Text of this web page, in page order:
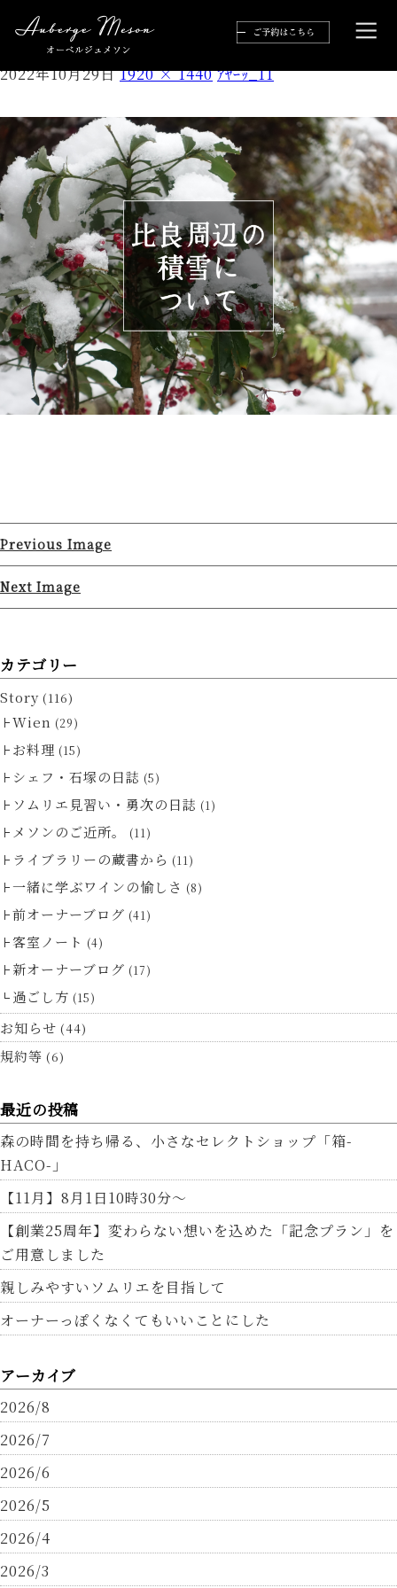
ｱﾔｰｯ_11
2022年10月29日 1920 × 1440 ｱﾔｰｯ_11
Previous Image
Next Image
カテゴリー
Story (116)
Wien (29)
お料理 (15)
シェフ・石塚の日誌 (5)
ソムリエ見習い・勇次の日誌 (1)
メソンのご近所。 (11)
ライブラリーの蔵書から (11)
一緒に学ぶワインの愉しさ (8)
前オーナーブログ (41)
客室ノート (4)
新オーナーブログ (17)
過ごし方 (15)
お知らせ (44)
規約等 (6)
最近の投稿
森の時間を持ち帰る、小さなセレクトショップ「箱-
HACO-」
【11月】8月1日10時30分～
【創業25周年】変わらない想いを込めた「記念プラン」を
ご用意しました
親しみやすいソムリエを目指して
オーナーっぽくなくてもいいことにした
アーカイブ
2026/8
2026/7
2026/6
2026/5
2026/4
2026/3